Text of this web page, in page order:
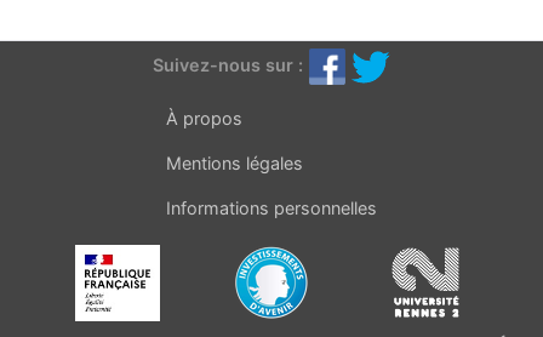
Suivez-nous sur :
À propos
Mentions légales
Informations personnelles